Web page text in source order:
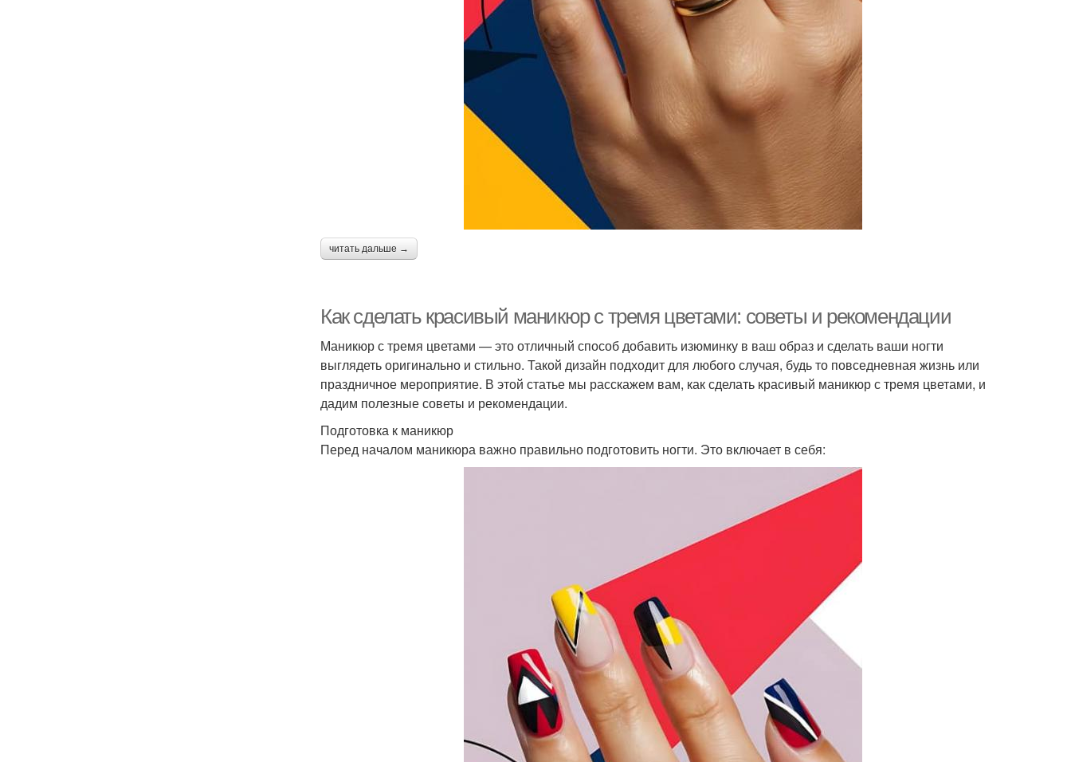
читать дальше →
Как сделать красивый маникюр с тремя цветами: советы и рекомендации
Маникюр с тремя цветами — это отличный способ добавить изюминку в ваш образ и сделать ваши ногти
выглядеть оригинально и стильно. Такой дизайн подходит для любого случая, будь то повседневная жизнь или
праздничное мероприятие. В этой статье мы расскажем вам, как сделать красивый маникюр с тремя цветами, и
дадим полезные советы и рекомендации.
Подготовка к маникюр
Перед началом маникюра важно правильно подготовить ногти. Это включает в себя: